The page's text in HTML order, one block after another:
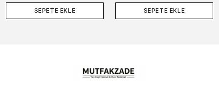
SEPETE EKLE SEPETE EKLE